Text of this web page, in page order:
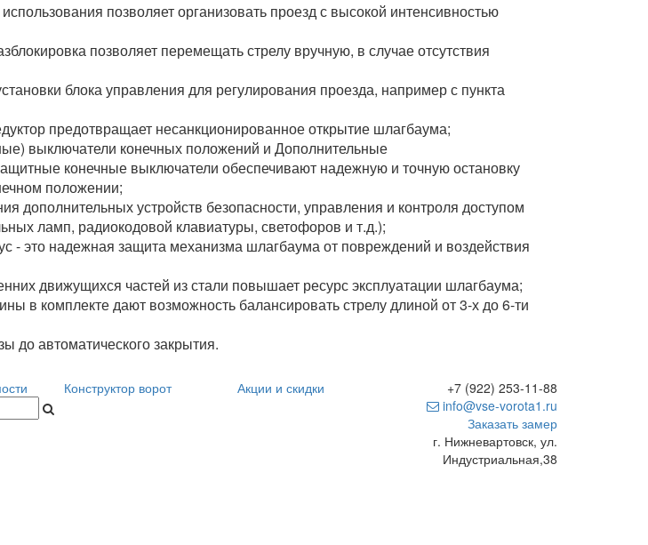
позволяет организовать проезд с высокой интенсивностью
позволяет перемещать стрелу вручную, в случае отсутствия
блока управления для регулирования проезда, например с пункта
предотвращает несанкционированное открытие шлагбаума;
выключатели конечных положений и Дополнительные
конечные выключатели обеспечивают надежную и точную остановку
положении;
дополнительных устройств безопасности, управления и контроля доступом
ламп, радиокодовой клавиатуры, светофоров и т.д.);
- это надежная защита механизма шлагбаума от повреждений и воздействия
движущихся частей из стали повышает ресурс эксплуатации шлагбаума;
в комплекте дают возможность балансировать стрелу длиной от 3-х до 6-ти
до автоматического закрытия.
Конструктор ворот Акции и скидки
+7 (922) 253-11-88
info@vse-vorota1.ru
Заказать замер
г. Нижневартовск, ул.
Индустриальная,38